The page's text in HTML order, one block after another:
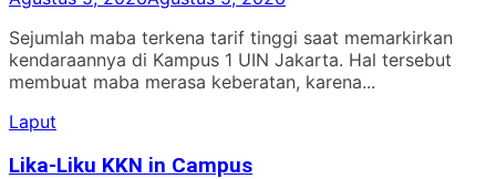
Sejumlah maba terkena tarif tinggi saat memarkirkan
kendaraannya di Kampus 1 UIN Jakarta. Hal tersebut
membuat maba merasa keberatan, karena...
Laput
Lika-Liku KKN in Campus